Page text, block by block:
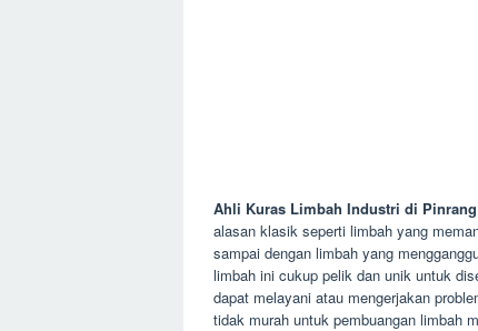
Ahli Kuras Limbah Industri di Pinrang
alasan klasik seperti limbah yang
sampai dengan limbah yang
limbah ini cukup pelik dan unik untuk
dapat melayani atau mengerjakan
tidak murah untuk pembuangan limbah